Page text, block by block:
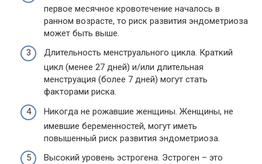
первое месячное кровотечение началось в
ранном возрасте, то риск развития эндометриоза
может быть выше.
Длительность менструального цикла. Краткий
цикл (менее 27 дней) и/или длительная
менструация (более 7 дней) могут стать
факторами риска.
Никогда не рожавшие женщины. Женщины, не
имевшие беременностей, могут иметь
повышенный риск развития эндометриоза.
Высокий уровень эстрогена. Эстроген – это